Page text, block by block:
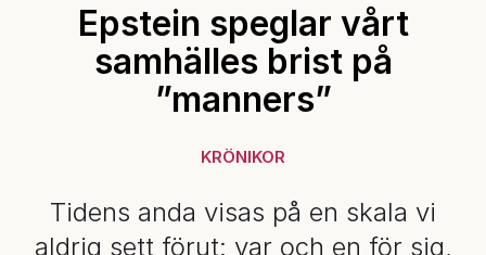
Epstein speglar vårt
samhälles brist på
”manners”
KRÖNIKOR
Tidens anda visas på en skala vi
aldrig sett förut: var och en för sig,